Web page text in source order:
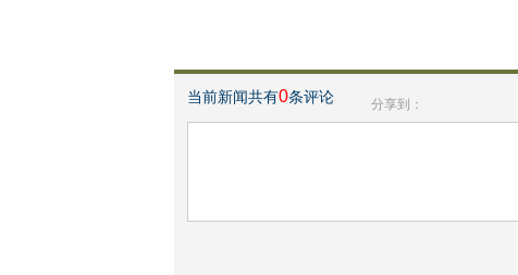
当前新闻共有0条评论 分享到：